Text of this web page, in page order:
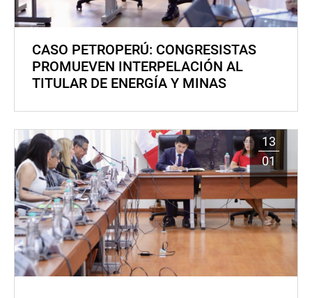
CASO PETROPERÚ: CONGRESISTAS
PROMUEVEN INTERPELACIÓN AL
TITULAR DE ENERGÍA Y MINAS
13
01